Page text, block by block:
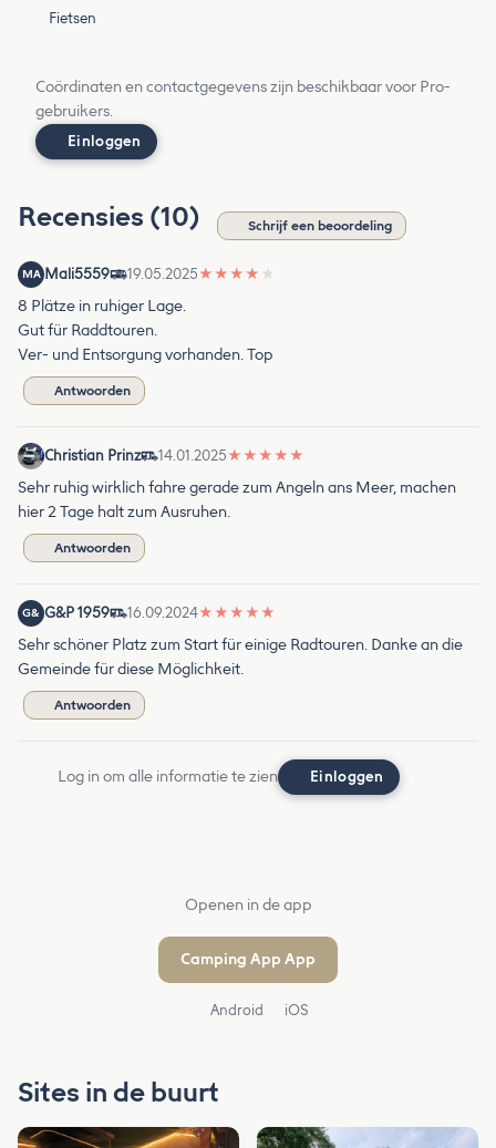
Fietsen
Coördinaten en contactgegevens zijn beschikbaar voor Pro-
gebruikers.
Einloggen
Recensies (10) Schrijf een beoordeling
MA Mali5559 19.05.2025★ ★ ★ ★ ★
8 Plätze in ruhiger Lage.
Gut für Raddtouren.
Ver- und Entsorgung vorhanden. Top
Antwoorden
Christian Prinz 14.01.2025★ ★ ★ ★ ★
Sehr ruhig wirklich fahre gerade zum Angeln ans Meer, machen
hier 2 Tage halt zum Ausruhen.
Antwoorden
G& G&P 1959 16.09.2024★ ★ ★ ★ ★
Sehr schöner Platz zum Start für einige Radtouren. Danke an die
Gemeinde für diese Möglichkeit.
Antwoorden
Log in om alle informatie te zien Einloggen
Openen in de app
Camping App App
Android iOS
Sites in de buurt